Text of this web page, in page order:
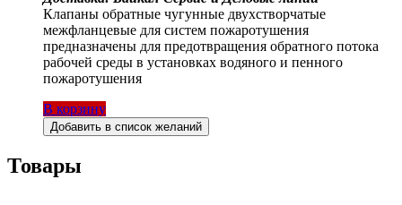
Клапаны обратные чугунные двухстворчатые
межфланцевые для систем пожаротушения
предназначены для предотвращения обратного потока
рабочей среды в установках водяного и пенного
пожаротушения
В корзину
Добавить в список желаний
Товары